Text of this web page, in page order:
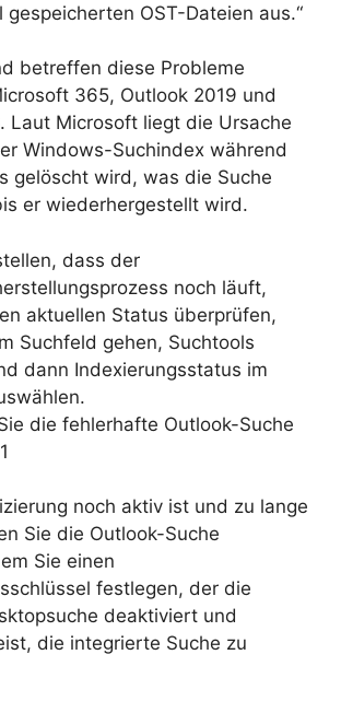
gespeicherten OST-Dateien aus.“
betreffen diese Probleme
365, Outlook 2019 und
Laut Microsoft liegt die Ursache
Windows-Suchindex während
gelöscht wird, was die Suche
er wiederhergestellt wird.
dass der
noch läuft,
aktuellen Status überprüfen,
Suchfeld gehen, Suchtools
dann Indexierungsstatus im
die fehlerhafte Outlook-Suche
noch aktiv ist und zu lange
Sie die Outlook-Suche
Sie einen
festlegen, der die
deaktiviert und
die integrierte Suche zu